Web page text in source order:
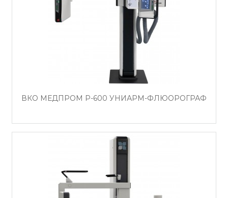
ВКО МЕДПРОМ Р-600 УНИАРМ-ФЛЮОРОГРАФ